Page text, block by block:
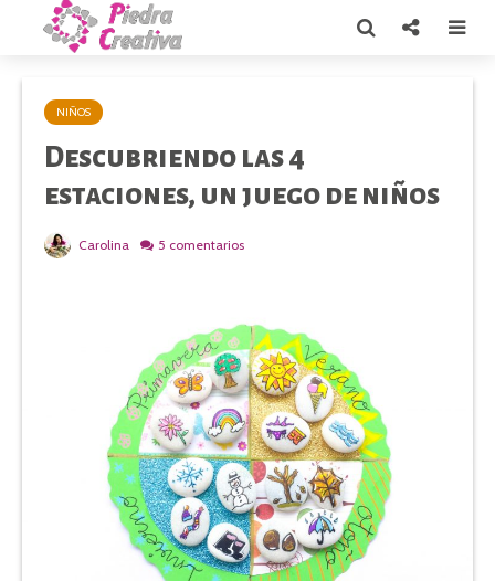
NIÑOS
Descubriendo las 4
estaciones, un juego de niños
Carolina 5 comentarios